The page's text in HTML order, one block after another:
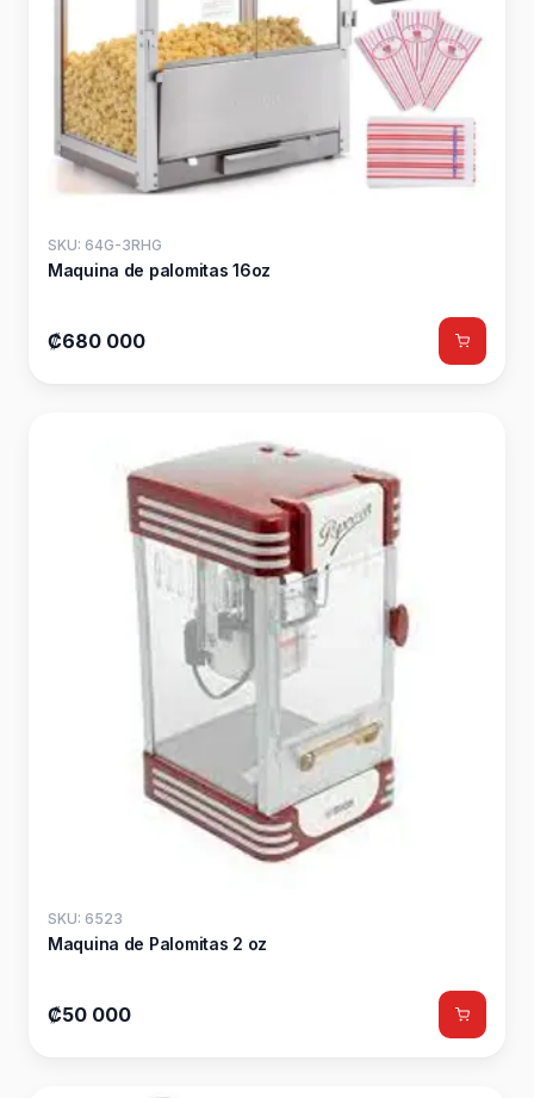
SKU: 64G-3RHG
Maquina de palomitas 16oz
₡680 000
SKU: 6523
Maquina de Palomitas 2 oz
₡50 000